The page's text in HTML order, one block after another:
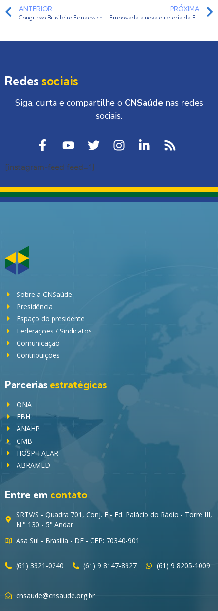
ANTERIOR
Congresso Brasileiro Fenaess chega a sua sétima edição
PRÓXIMA
Empossada a nova diretoria da Fehoesg para a gestão 2018/2021
Redes sociais
Siga, curta e compartilhe o CNSaúdenas redes
sociais.
[instagram-feed feed=1]
Sobre a CNSaúde
Presidência
Espaço do presidente
Federações / Sindicatos
Comunicação
Contribuições
Parcerias estratégicas
ONA
FBH
ANAHP
CMB
HOSPITALAR
ABRAMED
Entre em contato
SRTV/S - Quadra 701, Conj. E - Ed. Palácio do Rádio - Torre III,
N.° 130 - 5° Andar
Asa Sul - Brasília - DF - CEP: 70340-901
(61) 3321-0240 (61) 9 8147-8927 (61) 9 8205-1009
cnsaude@cnsaude.org.br